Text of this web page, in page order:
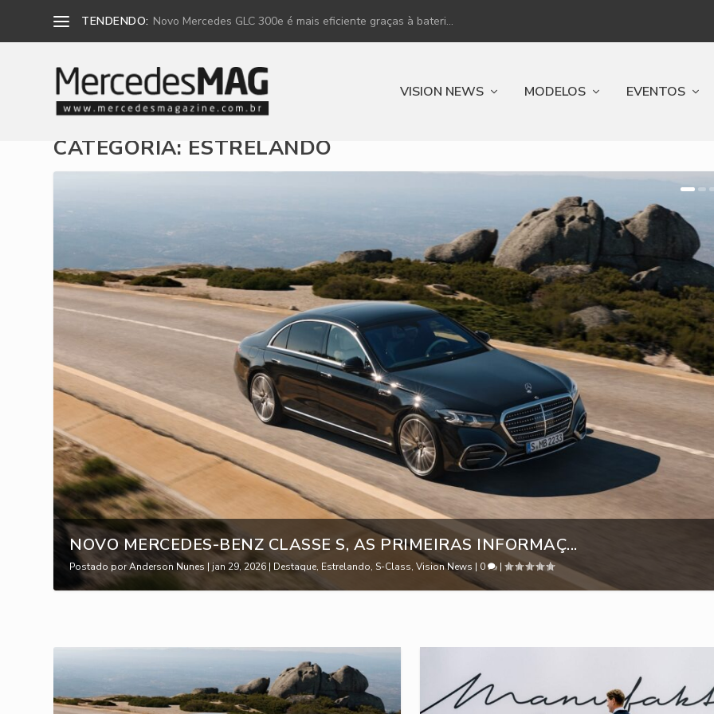
TENDENDO: Novo Mercedes GLC 300e é mais eficiente graças à bateri...
VISION NEWS MODELOS EVENTOS
CATEGORIA: ESTRELANDO
NOVO MERCEDES-BENZ CLASSE S, AS PRIMEIRAS INFORMAÇ...
Postado porAnderson Nunes |jan 29, 2026 | Destaque, Estrelando, S-Class,Vision News | 0 |